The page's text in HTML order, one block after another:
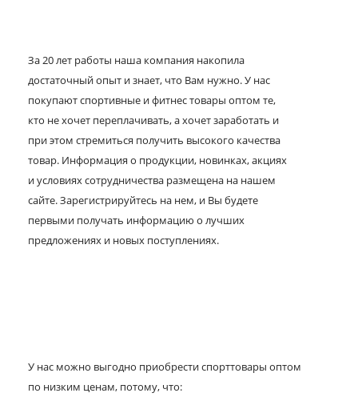
За 20 лет работы наша компания накопила
достаточный опыт и знает, что Вам нужно. У нас
покупают спортивные и фитнес товары оптом те,
кто не хочет переплачивать, а хочет заработать и
при этом стремиться получить высокого качества
товар. Информация о продукции, новинках, акциях
и условиях сотрудничества размещена на нашем
сайте. Зарегистрируйтесь на нем, и Вы будете
первыми получать информацию о лучших
предложениях и новых поступлениях.
У нас можно выгодно приобрести спорттовары оптом
по низким ценам, потому, что: